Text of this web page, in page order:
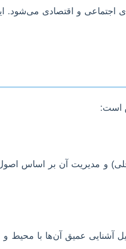
و اقتصادی می‌شود. این
است:
و مدیریت آن بر اساس
آشنایی عمیق آن‌ها با محیط